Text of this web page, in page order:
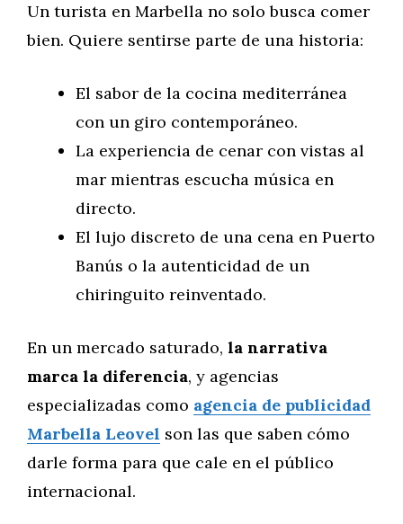
Un turista en Marbella no solo busca comer
bien. Quiere sentirse parte de una historia:
El sabor de la cocina mediterránea
con un giro contemporáneo.
La experiencia de cenar con vistas al
mar mientras escucha música en
directo.
El lujo discreto de una cena en Puerto
Banús o la autenticidad de un
chiringuito reinventado.
En un mercado saturado, la narrativa
marca la diferencia, y agencias
especializadas como agencia de publicidad
Marbella Leovel son las que saben cómo
darle forma para que cale en el público
internacional.